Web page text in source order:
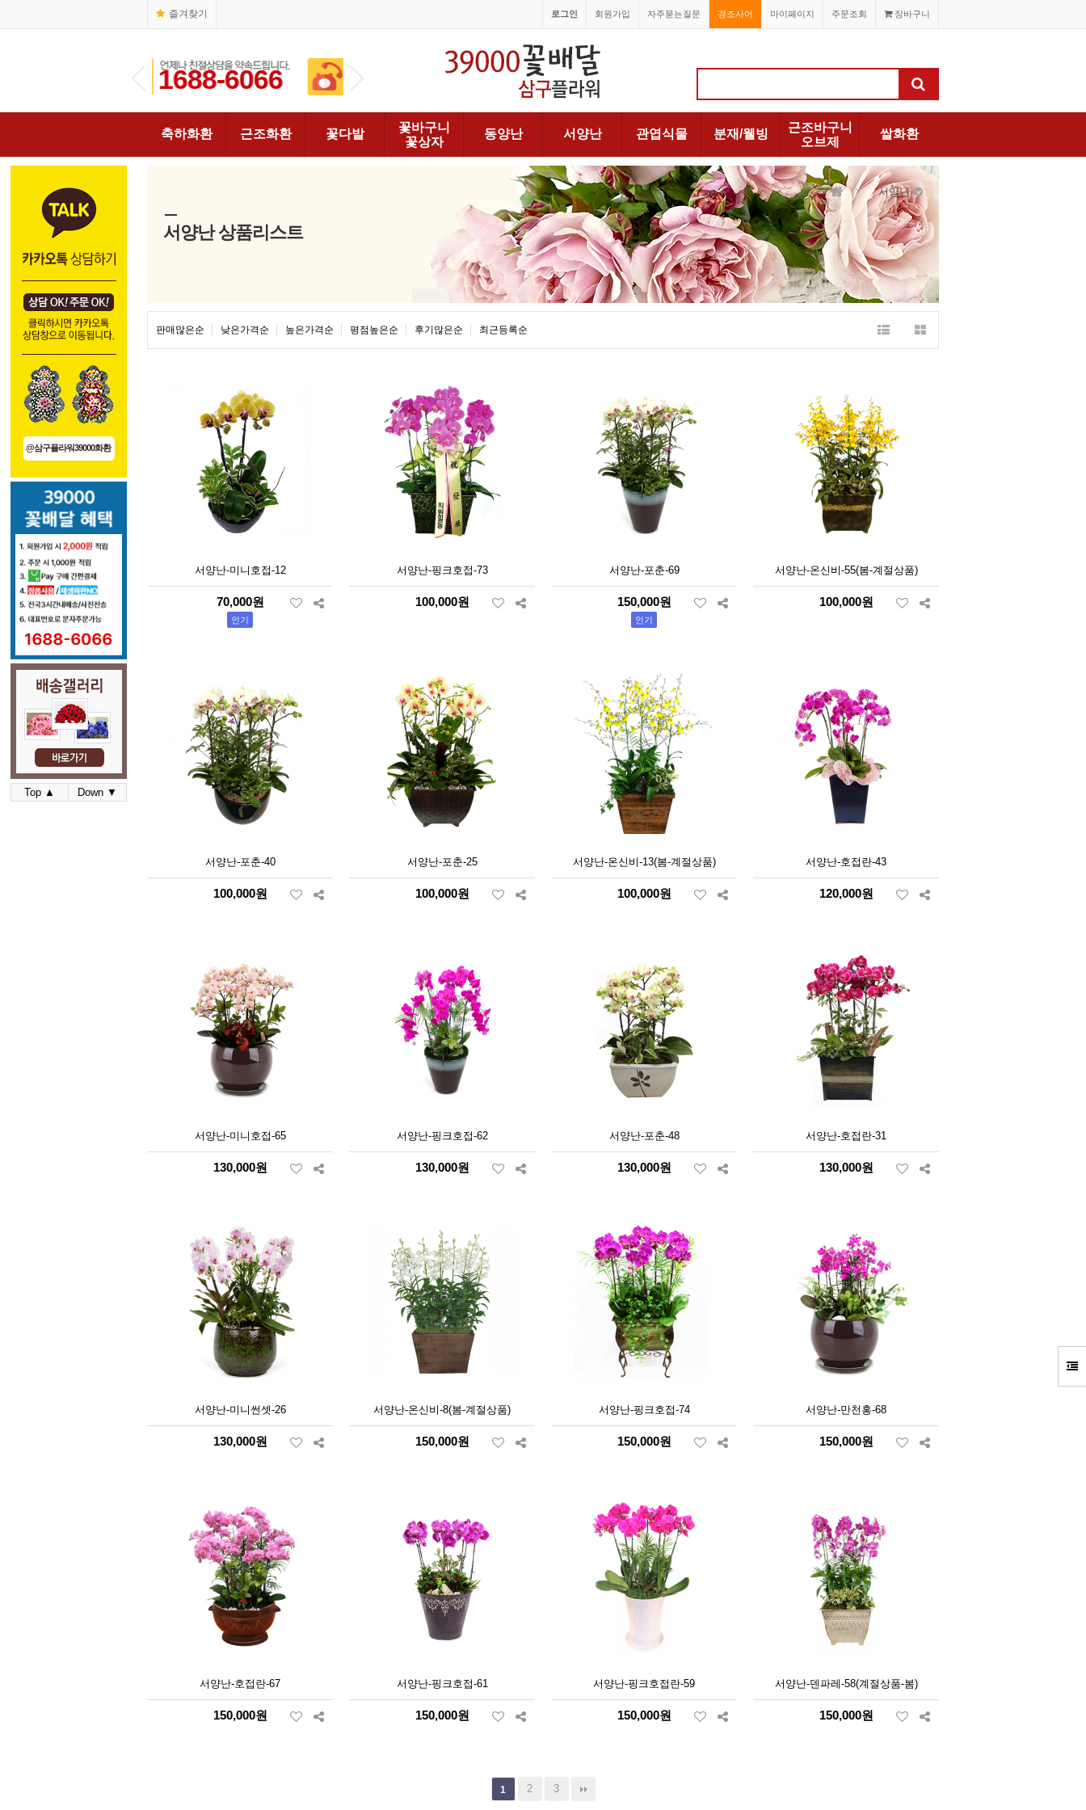
즐겨찾기 장바구니
주문조회
마이페이지
경조사어
자주묻는질문
회원가입
로그인
1688-6066 1688-6066 1688-6066
축하화환 근조화환 꽃다발
꽃바구니
꽃상자
동양난 서양난 관엽식물 분재/웰빙
근조바구니
오브제
쌀화환
@삼구플라워39000화환
Top ▲ Down ▼
서양난 상품리스트
서양난
판매많은순 낮은가격순 높은가격순 평점높은순 후기많은순 최근등록순
서양난-미니호접-12
70,000원
인기
서양난-핑크호접-73
100,000원
서양난-포춘-69
150,000원
인기
서양난-온신비-55(봄-계절상품)
100,000원
서양난-포춘-40
100,000원
서양난-포춘-25
100,000원
서양난-온신비-13(봄-계절상품)
100,000원
서양난-호접란-43
120,000원
서양난-미니호접-65
130,000원
서양난-핑크호접-62
130,000원
서양난-포춘-48
130,000원
서양난-호접란-31
130,000원
서양난-미니썬셋-26
130,000원
서양난-온신비-8(봄-계절상품)
150,000원
서양난-핑크호접-74
150,000원
서양난-만천홍-68
150,000원
서양난-호접란-67
150,000원
서양난-핑크호접-61
150,000원
서양난-핑크호접란-59
150,000원
서양난-덴파레-58(계절상품-봄)
150,000원
1 2 3